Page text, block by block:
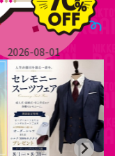
2026-08-01